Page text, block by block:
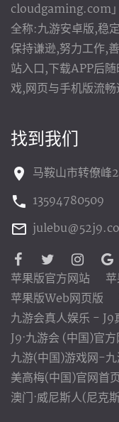
cloudgaming.com
全称:九游安卓版,稳
保持谦逊,努力工作,
站入口,下载APP后
戏,网页与手机版流畅
找到我们
马鞍山市转僚峰
13594780509
苹果版官方网站
苹果版Web网页版
九游会真人娱乐 - J9
J9·九游会 (中国)官
九游(中国)游戏网-
美高梅(中国)官网首
澳门·威尼斯人(尼克